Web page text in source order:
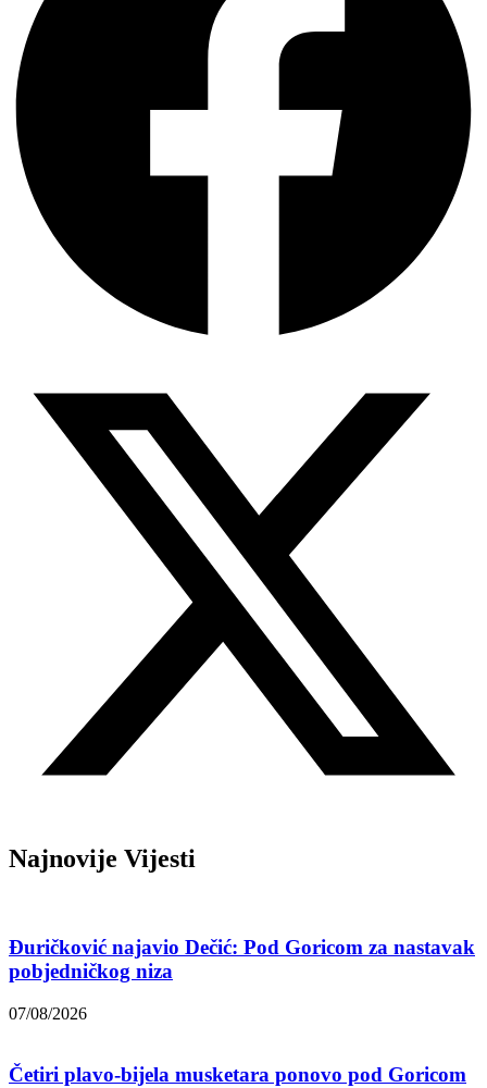
Najnovije Vijesti
Đuričković najavio Dečić: Pod Goricom za nastavak
pobjedničkog niza
07/08/2026
Četiri plavo-bijela musketara ponovo pod Goricom